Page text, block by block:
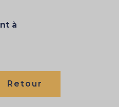
à
Retour